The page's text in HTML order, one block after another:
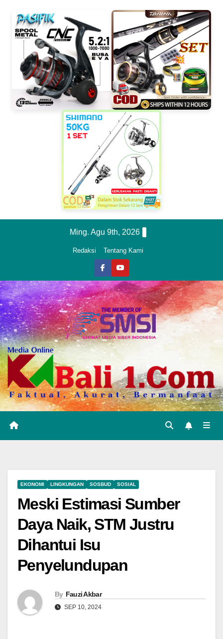
Ming. Agu 9th, 2026
Redaksi Tentang Kami
EKONOMI LINGKUNGAN SOSBUD SOSIAL
Meski Estimasi Sumber
Daya Naik, STM Justru
Dihantui Isu
Penyelundupan
By Fauzi Akbar
SEP 10, 2024